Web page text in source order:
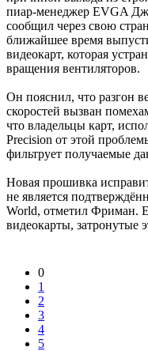
пиар-менеджер EVGA
сообщил через свою
ближайшее время
видеокарт, которая
вращения вентиляторов.
Он пояснил, что разгон
скоростей вызван
что владельцы карт,
Precision от этой
фильтрует получаемые
Новая прошивка
не является
World, отметил Фриман.
видеокарты, затронутые
0
1
2
3
4
5